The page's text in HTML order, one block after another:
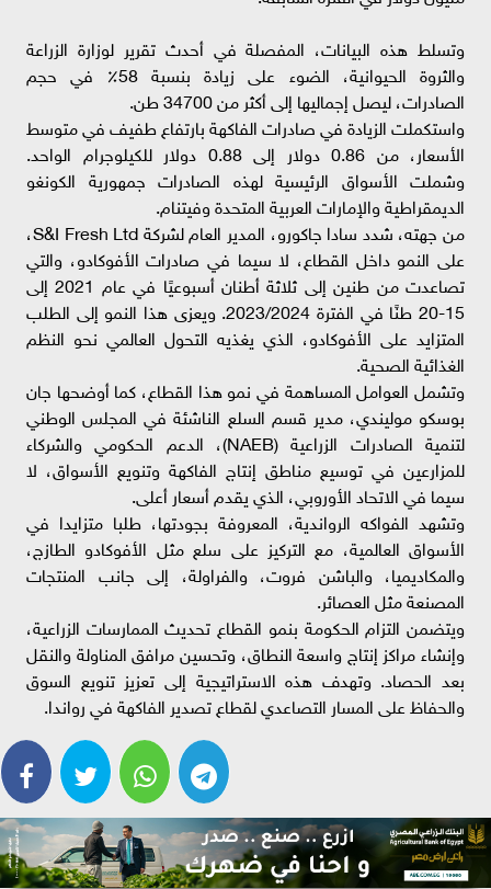
وتسلط هذه البيانات، المفصلة في أحدث تقرير لوزارة الزراعة
والثروة الحيوانية، الضوء على زيادة بنسبة 58٪ في حجم
الصادرات، ليصل إجماليها إلى أكثر من 34700 طن.
واستكملت الزيادة في صادرات الفاكهة بارتفاع طفيف في متوسط
الأسعار، من 0.86 دولار إلى 0.88 دولار للكيلوجرام الواحد.
وشملت الأسواق الرئيسية لهذه الصادرات جمهورية الكونغو
الديمقراطية والإمارات العربية المتحدة وفيتنام.
من جهته، شدد سادا جاكورو، المدير العام لشركة S&I Fresh Ltd،
على النمو داخل القطاع، لا سيما في صادرات الأفوكادو، والتي
تصاعدت من طنين إلى ثلاثة أطنان أسبوعيًا في عام 2021 إلى
15-20 طنًا في الفترة 2023/2024. ويعزى هذا النمو إلى الطلب
المتزايد على الأفوكادو، الذي يغذيه التحول العالمي نحو النظم
الغذائية الصحية.
وتشمل العوامل المساهمة في نمو هذا القطاع، كما أوضحها جان
بوسكو موليندي، مدير قسم السلع الناشئة في المجلس الوطني
لتنمية الصادرات الزراعية (NAEB)، الدعم الحكومي والشركاء
للمزارعين في توسيع مناطق إنتاج الفاكهة وتنويع الأسواق، لا
سيما في الاتحاد الأوروبي، الذي يقدم أسعار أعلى.
وتشهد الفواكه الرواندية، المعروفة بجودتها، طلبا متزايدا في
الأسواق العالمية، مع التركيز على سلع مثل الأفوكادو الطازج،
والمكاديميا، والباشن فروت، والفراولة، إلى جانب المنتجات
المصنعة مثل العصائر.
ويتضمن التزام الحكومة بنمو القطاع تحديث الممارسات الزراعية،
وإنشاء مراكز إنتاج واسعة النطاق، وتحسين مرافق المناولة والنقل
بعد الحصاد. وتهدف هذه الاستراتيجية إلى تعزيز تنويع السوق
والحفاظ على المسار التصاعدي لقطاع تصدير الفاكهة في رواندا.